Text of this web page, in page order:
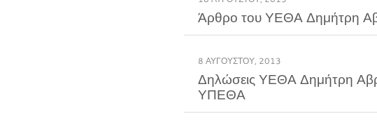
Άρθρο του ΥΕΘΑ Δημήτρη
8 ΑΥΓΟΎΣΤΟΥ, 2013
Δηλώσεις ΥΕΘΑ Δημήτρη
ΥΠΕΘΑ